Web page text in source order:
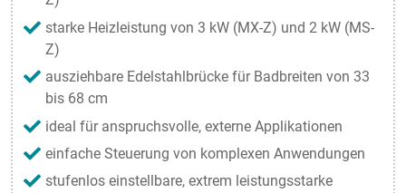
starke Heizleistung von 3 kW (MX-Z) und 2 kW (MS-
Z)
ausziehbare Edelstahlbrücke für Badbreiten von 33
bis 68 cm
ideal für anspruchsvolle, externe Applikationen
einfache Steuerung von komplexen Anwendungen
stufenlos einstellbare, extrem leistungsstarke